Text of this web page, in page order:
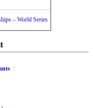
– World Series